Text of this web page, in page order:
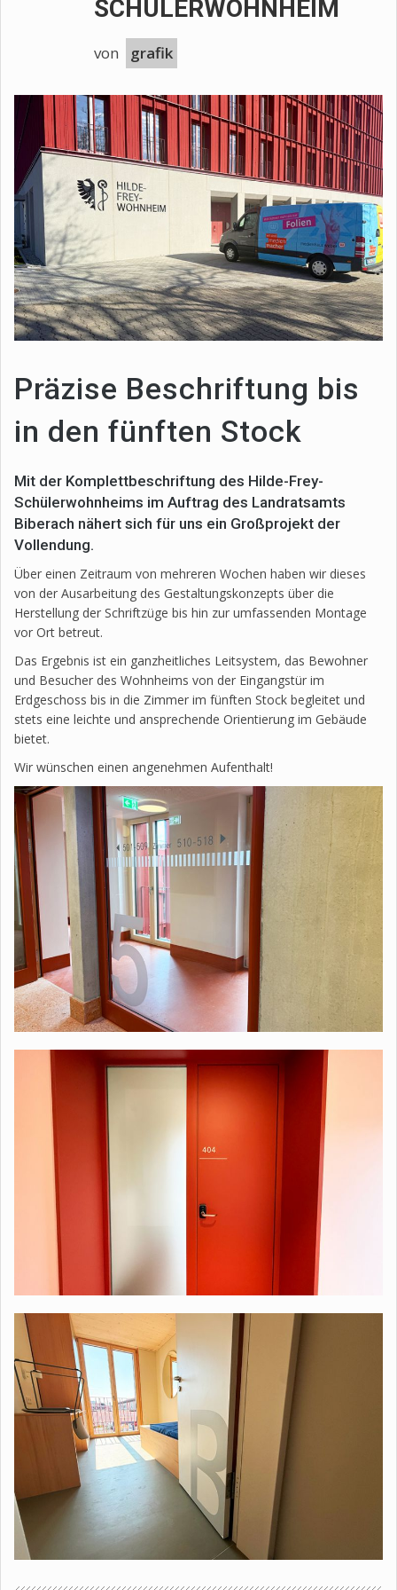
SCHÜLERWOHNHEIM
von grafik
Präzise Beschriftung bis
in den fünften Stock
Mit der Komplettbeschriftung des Hilde-Frey-
Schülerwohnheims im Auftrag des Landratsamts
Biberach nähert sich für uns ein Großprojekt der
Vollendung.
Über einen Zeitraum von mehreren Wochen haben wir dieses
von der Ausarbeitung des Gestaltungskonzepts über die
Herstellung der Schriftzüge bis hin zur umfassenden Montage
vor Ort betreut.
Das Ergebnis ist ein ganzheitliches Leitsystem, das Bewohner
und Besucher des Wohnheims von der Eingangstür im
Erdgeschoss bis in die Zimmer im fünften Stock begleitet und
stets eine leichte und ansprechende Orientierung im Gebäude
bietet.
Wir wünschen einen angenehmen Aufenthalt!